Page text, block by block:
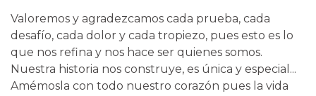
Valoremos y agradezcamos cada prueba, cada
desafío, cada dolor y cada tropiezo, pues esto es lo
que nos refina y nos hace ser quienes somos.
Nuestra historia nos construye, es única y especial...
Amémosla con todo nuestro corazón pues la vida